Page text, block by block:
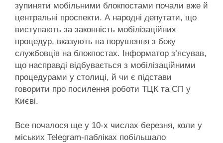
зупиняти мобільними блокпостами почали вже й
центральні проспекти. А народні депутати, що
виступають за законність мобілізаційних
процедур, вказують на порушення з боку
службовців на блокпостах. Інформатор з’ясував,
що насправді відбувається з мобілізаційними
процедурами у столиці, й чи є підстави
говорити про посилення роботи ТЦК та СП у
Києві.
Все почалося ще у 10-х числах березня, коли у
міських Telegram-пабліках побільшало